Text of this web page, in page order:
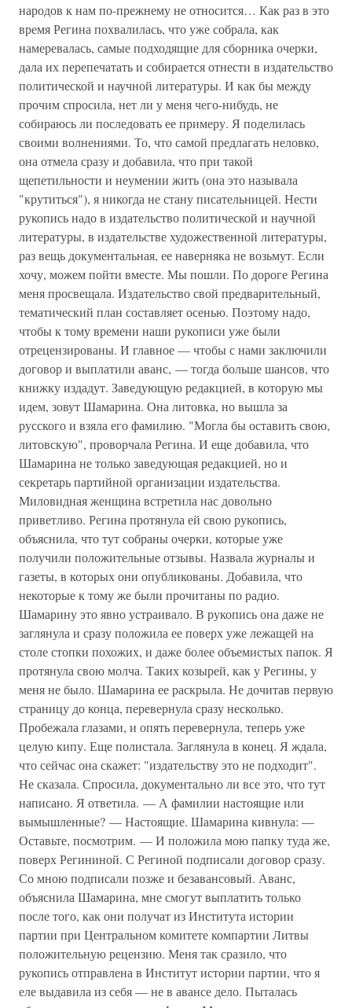
народов к нам по-прежнему не относится… Как раз в это
время Регина похвалилась, что уже собрала, как
намеревалась, самые подходящие для сборника очерки,
дала их перепечатать и собирается отнести в издательство
политической и научной литературы. И как бы между
прочим спросила, нет ли у меня чего-нибудь, не
собираюсь ли последовать ее примеру. Я поделилась
своими волнениями. То, что самой предлагать неловко,
она отмела сразу и добавила, что при такой
щепетильности и неумении жить (она это называла
"крутиться"), я никогда не стану писательницей. Нести
рукопись надо в издательство политической и научной
литературы, в издательстве художественной литературы,
раз вещь документальная, ее наверняка не возьмут. Если
хочу, можем пойти вместе. Мы пошли. По дороге Регина
меня просвещала. Издательство свой предварительный,
тематический план составляет осенью. Поэтому надо,
чтобы к тому времени наши рукописи уже были
отрецензированы. И главное — чтобы с нами заключили
договор и выплатили аванс, — тогда больше шансов, что
книжку издадут. Заведующую редакцией, в которую мы
идем, зовут Шамарина. Она литовка, но вышла за
русского и взяла его фамилию. "Могла бы оставить свою,
литовскую", проворчала Регина. И еще добавила, что
Шамарина не только заведующая редакцией, но и
секретарь партийной организации издательства.
Миловидная женщина встретила нас довольно
приветливо. Регина протянула ей свою рукопись,
объяснила, что тут собраны очерки, которые уже
получили положительные отзывы. Назвала журналы и
газеты, в которых они опубликованы. Добавила, что
некоторые к тому же были прочитаны по радио.
Шамарину это явно устраивало. В рукопись она даже не
заглянула и сразу положила ее поверх уже лежащей на
столе стопки похожих, и даже более объемистых папок. Я
протянула свою молча. Таких козырей, как у Регины, у
меня не было. Шамарина ее раскрыла. Не дочитав первую
страницу до конца, перевернула сразу несколько.
Пробежала глазами, и опять перевернула, теперь уже
целую кипу. Еще полистала. Заглянула в конец. Я ждала,
что сейчас она скажет: "издательству это не подходит".
Не сказала. Спросила, документально ли все это, что тут
написано. Я ответила. — А фамилии настоящие или
вымышленные? — Настоящие. Шамарина кивнула: —
Оставьте, посмотрим. — И положила мою папку туда же,
поверх Регининой. С Региной подписали договор сразу.
Со мною подписали позже и безавансовый. Аванс,
объяснила Шамарина, мне смогут выплатить только
после того, как они получат из Института истории
партии при Центральном комитете компартии Литвы
положительную рецензию. Меня так сразило, что
рукопись отправлена в Институт истории партии, что я
еле выдавила из себя — не в авансе дело. Пыталась